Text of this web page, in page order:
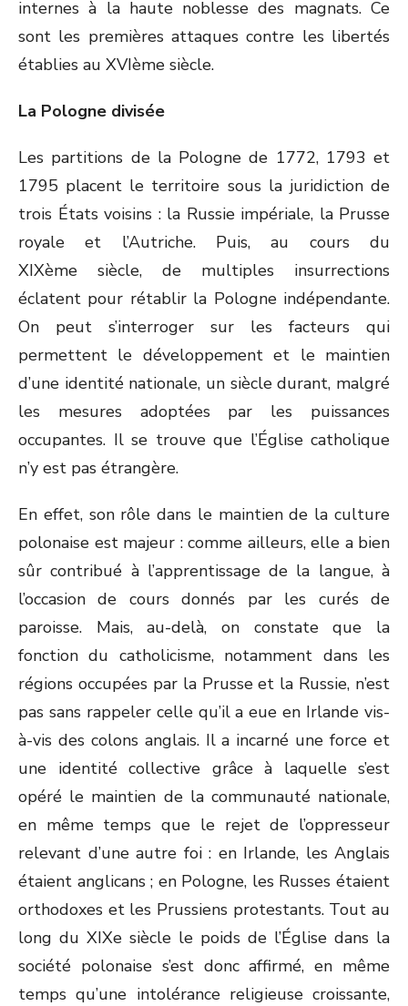
internes à la haute noblesse des magnats. Ce
sont les premières attaques contre les libertés
établies au XVIème siècle.
La Pologne divisée
Les partitions de la Pologne de 1772, 1793 et
1795 placent le territoire sous la juridiction de
trois États voisins : la Russie impériale, la Prusse
royale et l’Autriche. Puis, au cours du
XIXème siècle, de multiples insurrections
éclatent pour rétablir la Pologne indépendante.
On peut s’interroger sur les facteurs qui
permettent le développement et le maintien
d’une identité nationale, un siècle durant, malgré
les mesures adoptées par les puissances
occupantes. Il se trouve que l’Église catholique
n’y est pas étrangère.
En effet, son rôle dans le maintien de la culture
polonaise est majeur : comme ailleurs, elle a bien
sûr contribué à l’apprentissage de la langue, à
l’occasion de cours donnés par les curés de
paroisse. Mais, au-delà, on constate que la
fonction du catholicisme, notamment dans les
régions occupées par la Prusse et la Russie, n’est
pas sans rappeler celle qu’il a eue en Irlande vis-
à-vis des colons anglais. Il a incarné une force et
une identité collective grâce à laquelle s’est
opéré le maintien de la communauté nationale,
en même temps que le rejet de l’oppresseur
relevant d’une autre foi : en Irlande, les Anglais
étaient anglicans ; en Pologne, les Russes étaient
orthodoxes et les Prussiens protestants. Tout au
long du XIXe siècle le poids de l’Église dans la
société polonaise s’est donc affirmé, en même
temps qu’une intolérance religieuse croissante,